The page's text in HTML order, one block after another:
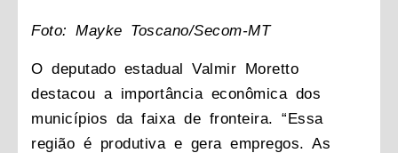
Foto: Mayke Toscano/Secom-MT
O deputado estadual Valmir Moretto
destacou a importância econômica dos
municípios da faixa de fronteira. “Essa
região é produtiva e gera empregos. As